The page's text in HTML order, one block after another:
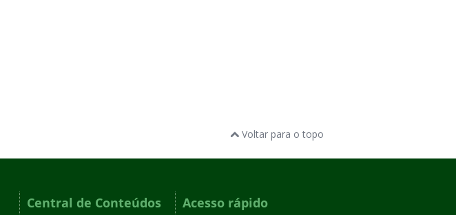
Voltar para o topo
Central de Conteúdos Acesso rápido